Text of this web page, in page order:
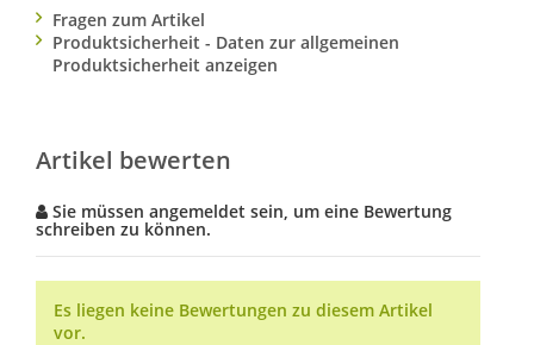
Fragen zum Artikel
Produktsicherheit - Daten zur allgemeinen
Produktsicherheit anzeigen
Artikel bewerten
Sie müssen angemeldet sein, um eine Bewertung
schreiben zu können.
Es liegen keine Bewertungen zu diesem Artikel
vor.